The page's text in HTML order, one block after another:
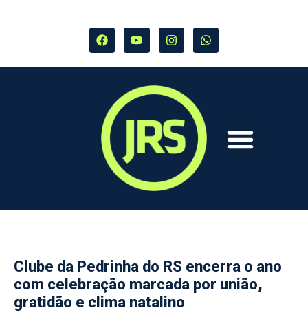
Clube da Pedrinha do RS encerra o ano
com celebração marcada por união,
gratidão e clima natalino